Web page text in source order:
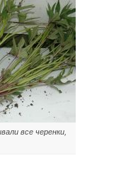
все черенки,